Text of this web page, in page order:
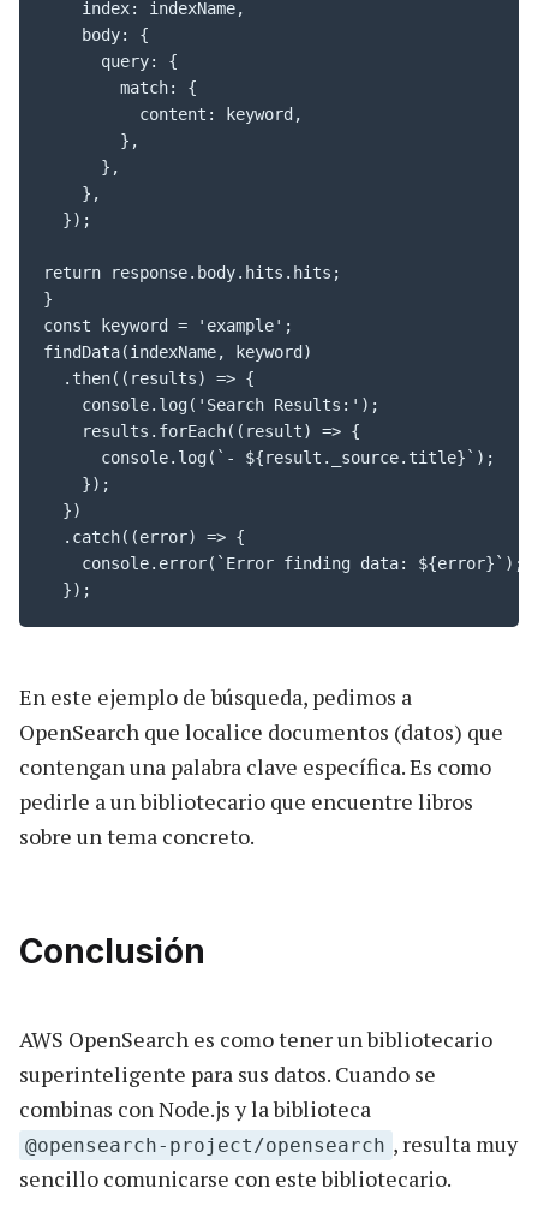
    index: indexName,
    body: {
      query: {
        match: {
          content: keyword,
        },
      },
    },
  });
return response.body.hits.hits;
}
const keyword = 'example';
findData(indexName, keyword)
  .then((results) => {
    console.log('Search Results:');
    results.forEach((result) => {
      console.log(`- ${result._source.title}`);
    });
  })
  .catch((error) => {
    console.error(`Error finding data: ${error}`);
  });
En este ejemplo de búsqueda, pedimos a
OpenSearch que localice documentos (datos) que
contengan una palabra clave específica. Es como
pedirle a un bibliotecario que encuentre libros
sobre un tema concreto.
Conclusión
AWS OpenSearch es como tener un bibliotecario
superinteligente para sus datos. Cuando se
combinas con Node.js y la biblioteca
@opensearch-project/opensearch , resulta muy
sencillo comunicarse con este bibliotecario.